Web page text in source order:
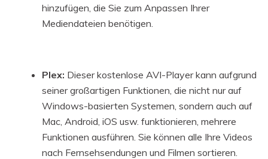
hinzufügen, die Sie zum Anpassen Ihrer
Mediendateien benötigen.
Plex: Dieser kostenlose AVI-Player kann aufgrund
seiner großartigen Funktionen, die nicht nur auf
Windows-basierten Systemen, sondern auch auf
Mac, Android, iOS usw. funktionieren, mehrere
Funktionen ausführen. Sie können alle Ihre Videos
nach Fernsehsendungen und Filmen sortieren.